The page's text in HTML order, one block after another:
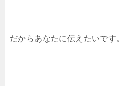
だからあなたに伝えたいです。